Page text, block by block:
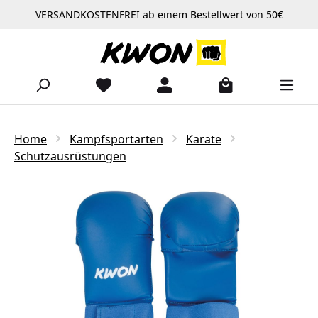
Zum Hauptinhalt springen
VERSANDKOSTENFREI ab einem Bestellwert von 50€
Home Kampfsportarten
Karate
Schutzausrüstungen
Bildergalerie überspringen